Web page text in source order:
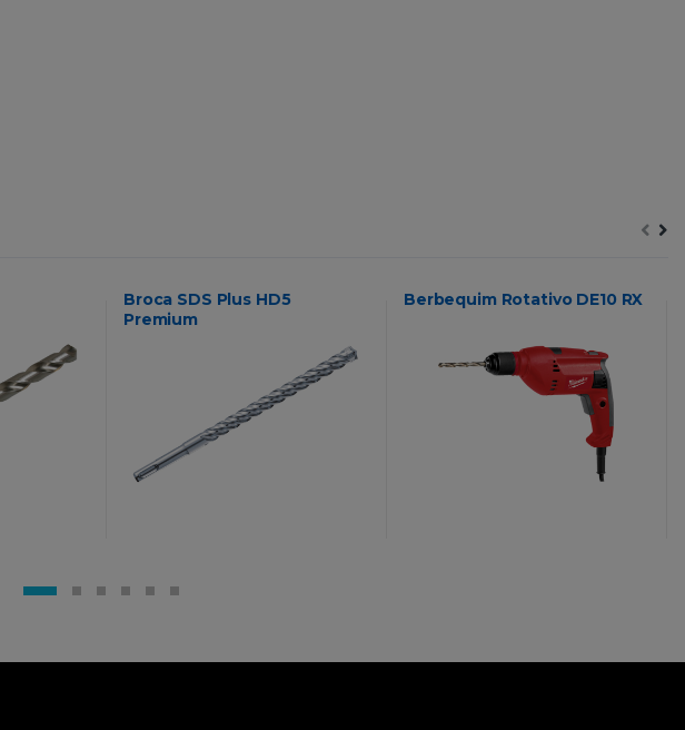
Broca SDS Plus HD5
Premium
Berbequim Rotativo DE10 RX